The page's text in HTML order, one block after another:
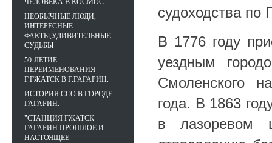
судоходства по
В 1776 году
уездным
Смоленского
года. В 1863
в лазоревом
ЧЕЛОВЕКА В КОСМОС
НЕОБЫЧНЫЕ ЛЮДИ,
ИНТЕРЕСНЫЕ
ФАКТЫ,УДИВИТЕЛЬНЫЕ
СУДЬБЫ
50-ЛЕТИЕ
ПЕРЕИМЕНОВАНИЯ
Г.ГЖАТСК В Г.ГАГАРИН.
ИСТОРИЯ ССО В ГОРОДЕ
ГАГАРИН.
"СТАНЦИЯ ГЖАТСК-
ГАГАРИН:ПРОШЛОЕ И
НАСТОЯЩЕЕ